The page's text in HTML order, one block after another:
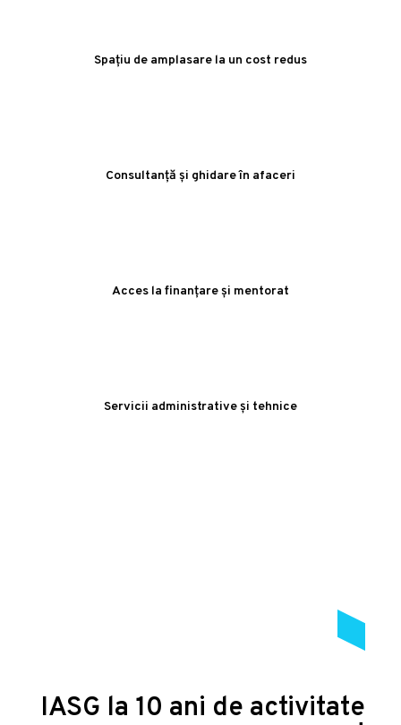
Spațiu de amplasare la un cost redus
Consultanță și ghidare în afaceri
Acces la finanțare și mentorat
Servicii administrative și tehnice
IASG la 10 ani de activitate